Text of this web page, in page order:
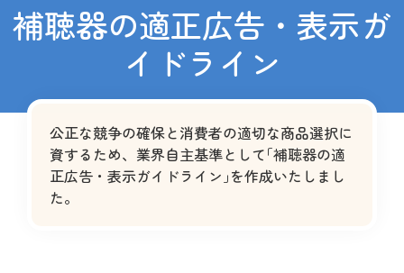
補聴器の適正広告・表示ガ
イドライン
公正な競争の確保と消費者の適切な商品選択に
資するため、業界自主基準として｢補聴器の適
正広告・表示ガイドライン｣を作成いたしまし
た。